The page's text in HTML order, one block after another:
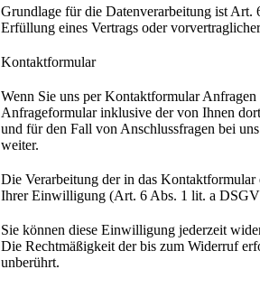
Grundlage für die Datenverarbeitung ist
Erfüllung eines Vertrags oder
Kontaktformular
Wenn Sie uns per Kontaktformular
Anfrageformular inklusive der von Ihnen
und für den Fall von Anschlussfragen bei
weiter.
Die Verarbeitung der in das
Ihrer Einwilligung (Art. 6 Abs. 1 lit. a
Sie können diese Einwilligung jederzeit
Die Rechtmäßigkeit der bis zum Widerruf
unberührt.